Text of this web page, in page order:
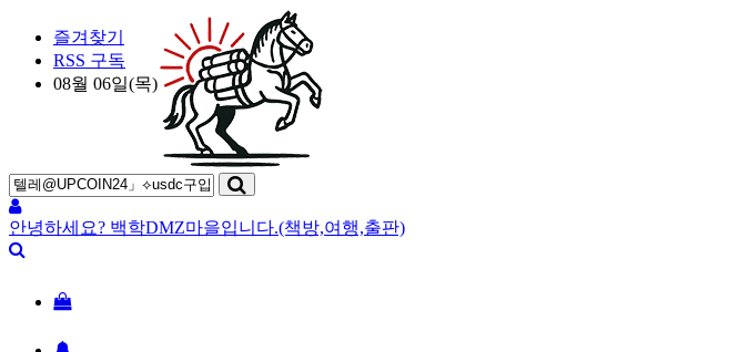
즐겨찾기
RSS 구독
08월 06일(목)
안녕하세요? 백학DMZ마을입니다.(책방,여행,출판)